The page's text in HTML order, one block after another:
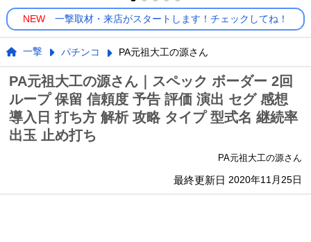
NEW 一撃取材・来店がスタートします！チェックしてね！
一撃 パチンコ PA元祖大工の源さん
PA元祖大工の源さん｜スペック ボーダー 2回
ループ 保留 信頼度 予告 評価 演出 セグ 感想
導入日 打ち方 解析 攻略 タイプ 型式名 継続率
出玉 止め打ち
PA元祖大工の源さん
最終更新日 2020年11月25日